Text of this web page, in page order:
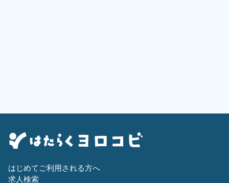
はじめてご利用される方へ
求人検索